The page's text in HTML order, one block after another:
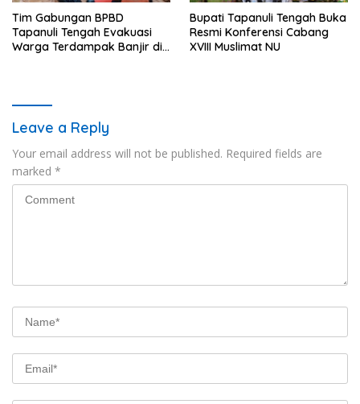
Tim Gabungan BPBD
Tapanuli Tengah Evakuasi
Warga Terdampak Banjir di
Bupati Tapanuli Tengah Buka
Resmi Konferensi Cabang
XVIII Muslimat NU
Leave a Reply
Your email address will not be published. Required fields are
marked *